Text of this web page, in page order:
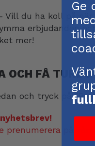
Vill du ha koll på
erbjudanden
mer!
OCH FÅ
och tryck på
på vårt
Ge